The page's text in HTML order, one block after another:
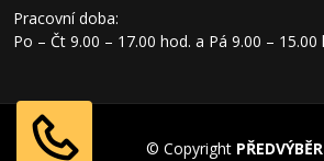
Pracovní doba:
Po – Čt 9.00 – 17.00 hod. a Pá 9.00 – 15.00
© Copyright